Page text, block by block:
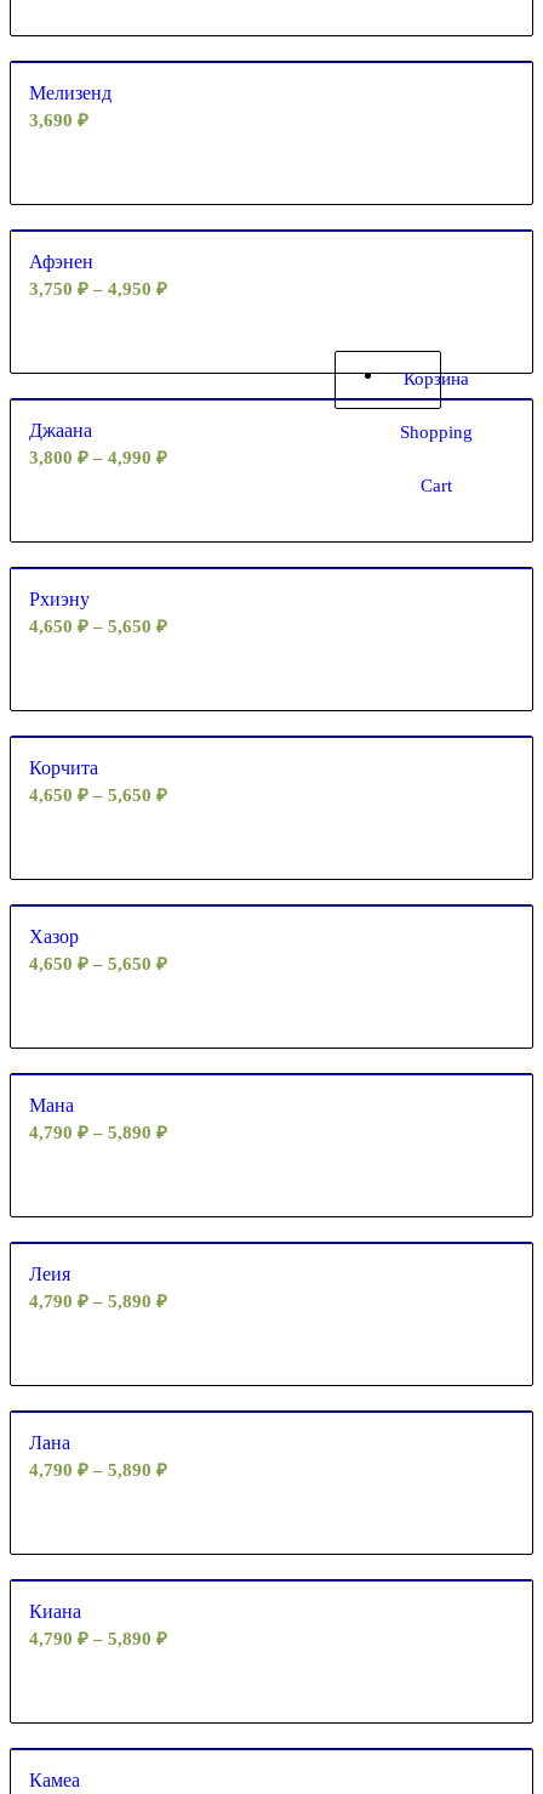
Корзина
Shopping
Cart
Мелизенд
3,690 ₽
Афэнен
3,750 ₽ – 4,950 ₽
Джаана
3,800 ₽ – 4,990 ₽
Рхиэну
4,650 ₽ – 5,650 ₽
Корчита
4,650 ₽ – 5,650 ₽
Хазор
4,650 ₽ – 5,650 ₽
Мана
4,790 ₽ – 5,890 ₽
Леия
4,790 ₽ – 5,890 ₽
Лана
4,790 ₽ – 5,890 ₽
Киана
4,790 ₽ – 5,890 ₽
Камеа